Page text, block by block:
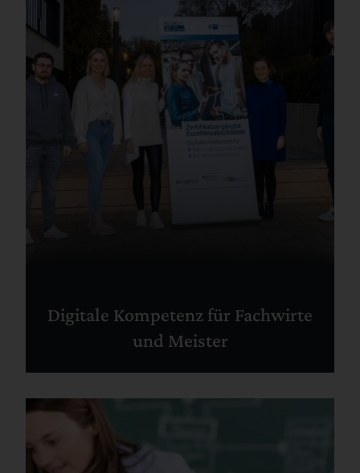
Digitale Kompetenz für Fachwirte
und Meister